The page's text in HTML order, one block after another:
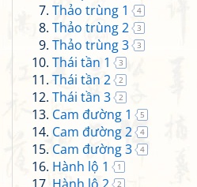
Thảo trùng 1 4
Thảo trùng 2 3
Thảo trùng 3 3
Thái tần 1 3
Thái tần 2 2
Thái tần 3 2
Cam đường 1 5
Cam đường 2 4
Cam đường 3 4
Hành lộ 1 1
2